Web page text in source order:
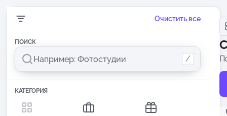
Очистить все
ПОИСК
/
КАТЕГОРИЯ